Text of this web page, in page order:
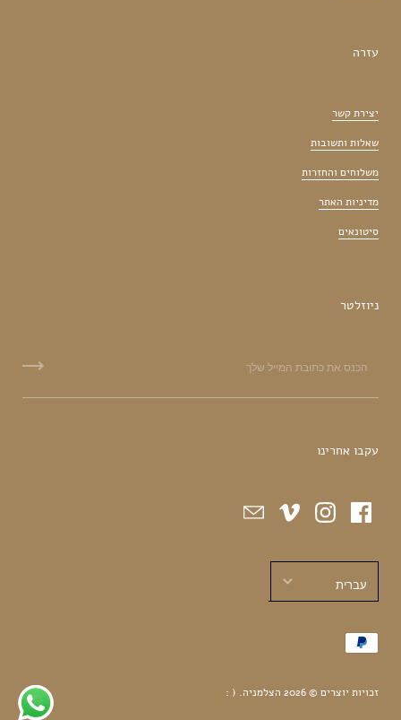
עזרה
יצירת קשר
שאלות ותשובות
משלוחים והחזרות
מדיניות האתר
סיטונאים
ניוזלטר
עקבו אחרינו
עברית
זכויות יוצרים © 2026 הצלמניה.
( :